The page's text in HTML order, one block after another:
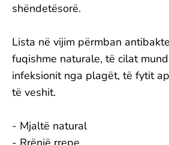
shëndetësorë.
Lista në vijim përmban
fuqishme naturale, të cilat
infeksionit nga plagët, të fytit
të veshit.
- Mjaltë natural